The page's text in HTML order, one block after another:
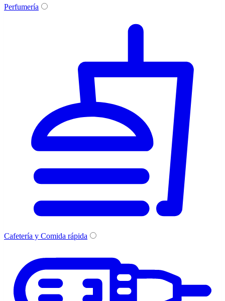
Perfumería
Cafetería y Comida rápida